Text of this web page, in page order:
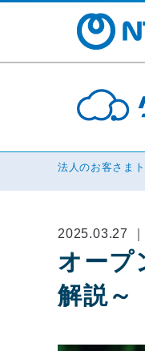
法人のお客さま
2025.03.27
オープ
解説～